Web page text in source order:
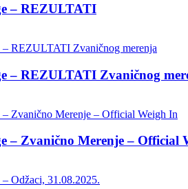
– REZULTATI
– REZULTATI Zvaničnog
– Zvanično Merenje – Official